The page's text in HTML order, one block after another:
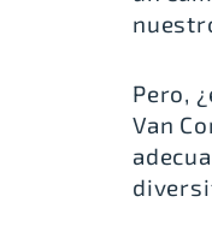
Pero,
Van